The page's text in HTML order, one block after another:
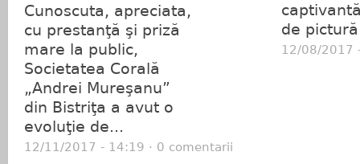
Cunoscuta, apreciata,
cu prestanţă şi priză
mare la public,
Societatea Corală
„Andrei Mureşanu”
din Bistriţa a avut o
evoluţie de...
12/11/2017 - 14:19 · 0 comentarii
de
12/08/2017